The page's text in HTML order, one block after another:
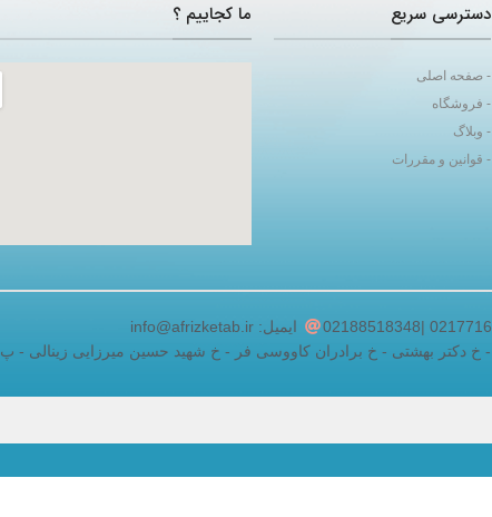
دسترسی سریع
- صفحه اصلی
- فروشگاه
- وبلاگ
- قوانین و مقررات
ما کجاییم ؟
ایمیل: info@afrizketab.ir
بهشتی - خ برادران کاووسی فر - خ شهید حسین میرزایی زینالی - پ 98- طبقه اول - واحد 5